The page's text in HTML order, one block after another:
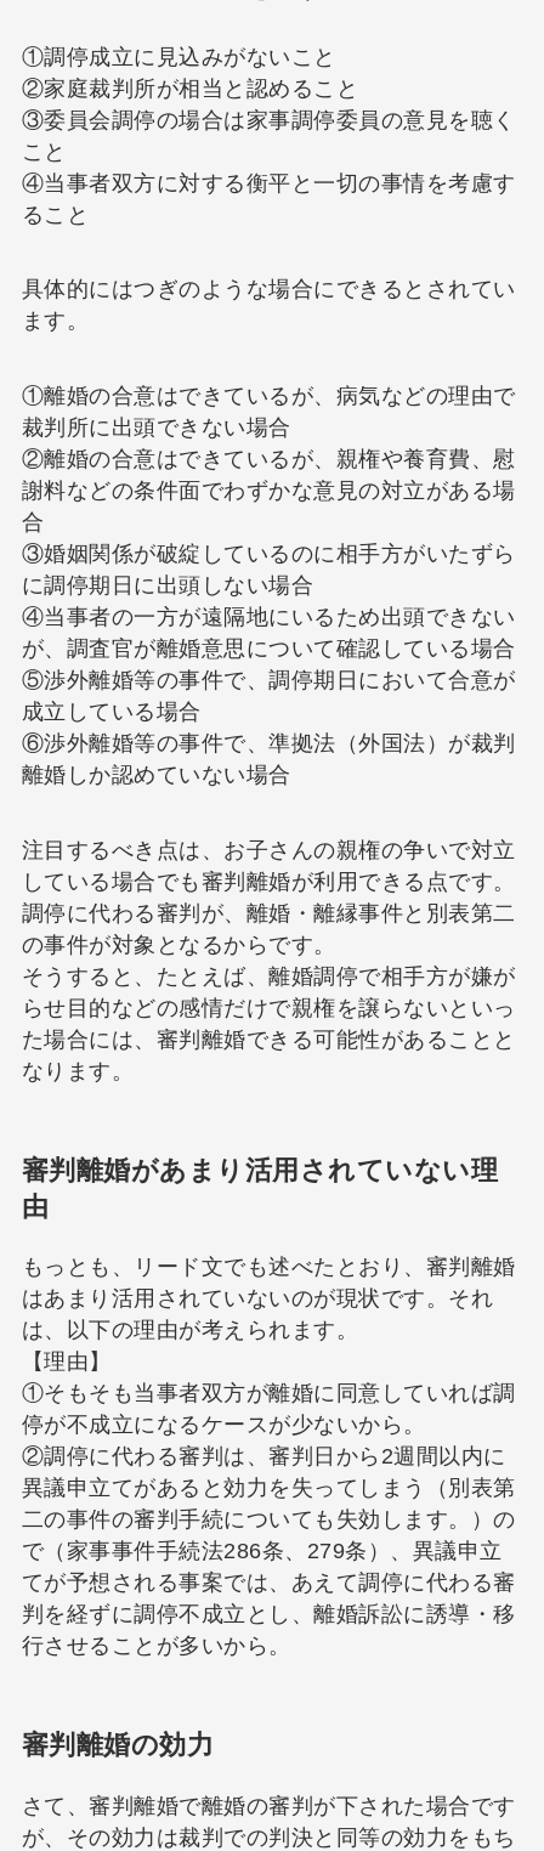
①調停成立に見込みがないこと
②家庭裁判所が相当と認めること
③委員会調停の場合は家事調停委員の意見を聴く
こと
④当事者双方に対する衡平と一切の事情を考慮す
ること
具体的にはつぎのような場合にできるとされてい
ます。
①離婚の合意はできているが、病気などの理由で
裁判所に出頭できない場合
②離婚の合意はできているが、親権や養育費、慰
謝料などの条件面でわずかな意見の対立がある場
合
③婚姻関係が破綻しているのに相手方がいたずら
に調停期日に出頭しない場合
④当事者の一方が遠隔地にいるため出頭できない
が、調査官が離婚意思について確認している場合
⑤渉外離婚等の事件で、調停期日において合意が
成立している場合
⑥渉外離婚等の事件で、準拠法（外国法）が裁判
離婚しか認めていない場合
注目するべき点は、お子さんの親権の争いで対立
している場合でも審判離婚が利用できる点です。
調停に代わる審判が、離婚・離縁事件と別表第二
の事件が対象となるからです。
そうすると、たとえば、離婚調停で相手方が嫌が
らせ目的などの感情だけで親権を譲らないといっ
た場合には、審判離婚できる可能性があることと
なります。
審判離婚があまり活用されていない理
由
もっとも、リード文でも述べたとおり、審判離婚
はあまり活用されていないのが現状です。それ
は、以下の理由が考えられます。
【理由】
①そもそも当事者双方が離婚に同意していれば調
停が不成立になるケースが少ないから。
②調停に代わる審判は、審判日から2週間以内に
異議申立てがあると効力を失ってしまう（別表第
二の事件の審判手続についても失効します。）の
で（家事事件手続法286条、279条）、異議申立
てが予想される事案では、あえて調停に代わる審
判を経ずに調停不成立とし、離婚訴訟に誘導・移
行させることが多いから。
審判離婚の効力
さて、審判離婚で離婚の審判が下された場合です
が、その効力は裁判での判決と同等の効力をもち